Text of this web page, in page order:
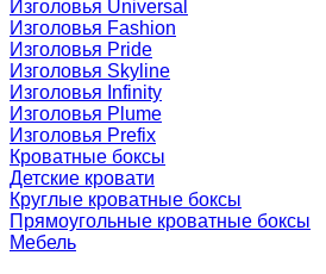
Изголовья Universal
Изголовья Fashion
Изголовья Pride
Изголовья Skyline
Изголовья Infinity
Изголовья Plume
Изголовья Prefix
Кроватные боксы
Детские кровати
Круглые кроватные боксы
Прямоугольные кроватные боксы
Мебель